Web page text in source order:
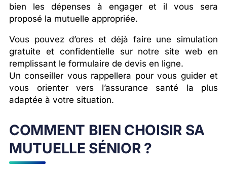
bien les dépenses à engager et il vous sera
proposé la mutuelle appropriée.
Vous pouvez d’ores et déjà faire une simulation
gratuite et confidentielle sur notre site web en
remplissant le formulaire de devis en ligne.
Un conseiller vous rappellera pour vous guider et
vous orienter vers l’assurance santé la plus
adaptée à votre situation.
COMMENT BIEN CHOISIR SA
MUTUELLE SÉNIOR ?